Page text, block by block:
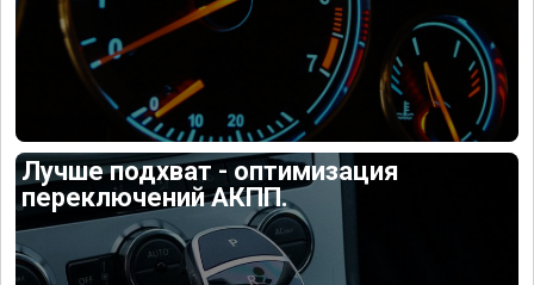
Лучше подхват - оптимизация
переключений АКПП.